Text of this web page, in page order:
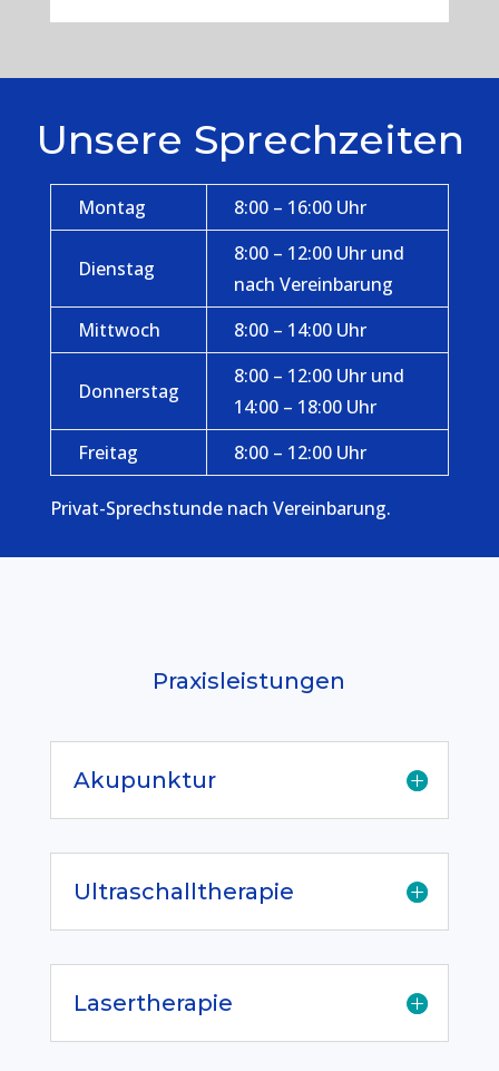
Unsere Sprechzeiten
Montag 8:00 – 16:00 Uhr
Dienstag
8:00 – 12:00 Uhr und
nach Vereinbarung
Mittwoch
8:00 – 14:00 Uhr
Donnerstag
8:00 – 12:00 Uhr und
14:00 – 18:00 Uhr
Freitag
8:00 – 12:00 Uhr
Privat-Sprechstunde nach Vereinbarung.
Praxisleistungen
Akupunktur
Ultraschalltherapie
Lasertherapie